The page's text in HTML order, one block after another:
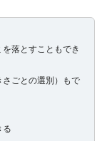
落とすこともでき
さごとの選別）もで
る